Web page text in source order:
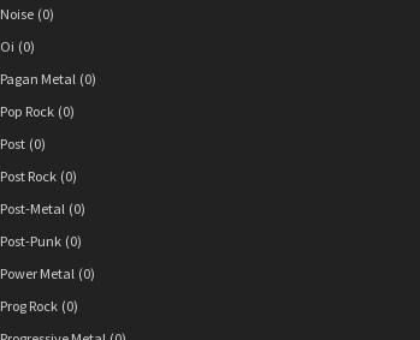
Noise (0)
Oi (0)
Pagan Metal (0)
Pop Rock (0)
Post (0)
Post Rock (0)
Post-Metal (0)
Post-Punk (0)
Power Metal (0)
Prog Rock (0)